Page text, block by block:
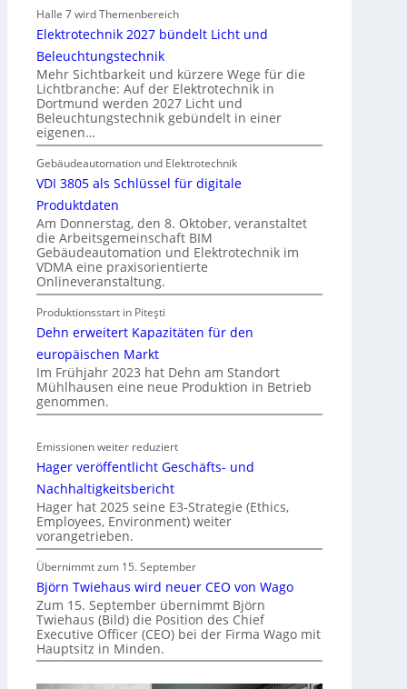
i
r
t
s
c
h
s
t
e
m
.
n
C
i
p
f
ü
r
a
l
e
U
n
t
e
r
g
r
ü
n
d
Halle 7 wird Themenbereich
Elektrotechnik 2027 bündelt Licht und
Beleuchtungstechnik
Mehr Sichtbarkeit und kürzere Wege für die
Lichtbranche: Auf der Elektrotechnik in
Dortmund werden 2027 Licht und
Beleuchtungstechnik gebündelt in einer
eigenen…
Gebäudeautomation und Elektrotechnik
VDI 3805 als Schlüssel für digitale
Produktdaten
Am Donnerstag, den 8. Oktober, veranstaltet
die Arbeitsgemeinschaft BIM
Gebäudeautomation und Elektrotechnik im
VDMA eine praxisorientierte
Onlineveranstaltung.
Produktionsstart in Piteşti
Dehn erweitert Kapazitäten für den
europäischen Markt
Im Frühjahr 2023 hat Dehn am Standort
Mühlhausen eine neue Produktion in Betrieb
genommen.
Emissionen weiter reduziert
Hager veröffentlicht Geschäfts- und
Nachhaltigkeitsbericht
Hager hat 2025 seine E3-Strategie (Ethics,
Employees, Environment) weiter
vorangetrieben.
Übernimmt zum 15. September
Björn Twiehaus wird neuer CEO von Wago
Zum 15. September übernimmt Björn
Twiehaus (Bild) die Position des Chief
Executive Officer (CEO) bei der Firma Wago mit
Hauptsitz in Minden.